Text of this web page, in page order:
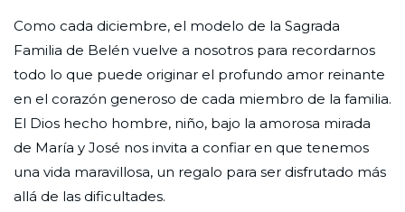
Como cada diciembre, el modelo de la Sagrada
Familia de Belén vuelve a nosotros para recordarnos
todo lo que puede originar el profundo amor reinante
en el corazón generoso de cada miembro de la familia.
El Dios hecho hombre, niño, bajo la amorosa mirada
de María y José nos invita a confiar en que tenemos
una vida maravillosa, un regalo para ser disfrutado más
allá de las dificultades.